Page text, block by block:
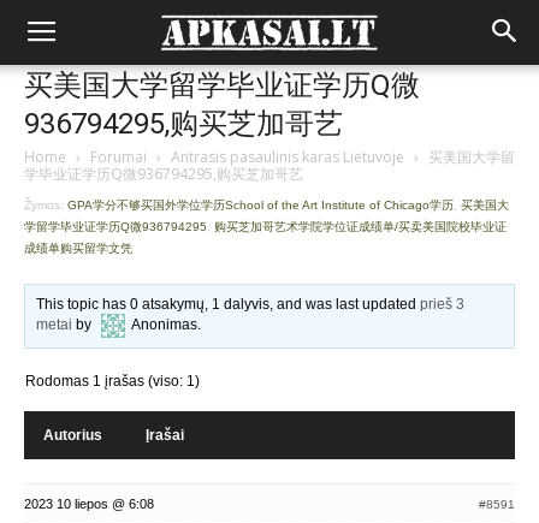
买美国大学留学毕业证学历Q微
936794295,购买芝加哥艺
Home › Forumai › Antrasis pasaulinis karas Lietuvoje › 买美国大学留
学毕业证学历Q微936794295,购买芝加哥艺
Žymos: GPA学分不够买国外学位学历School of the Art Institute of Chicago学历 买美国大
学留学毕业证学历Q微936794295
购买芝加哥艺术学院学位证成绩单/买卖美国院校毕业证
成绩单购买留学文凭
This topic has 0 atsakymų, 1 dalyvis, and was last updatedprieš 3
metai by Anonimas.
Rodomas 1 įrašas (viso: 1)
Autorius Įrašai
2023 10 liepos @ 6:08 #8591